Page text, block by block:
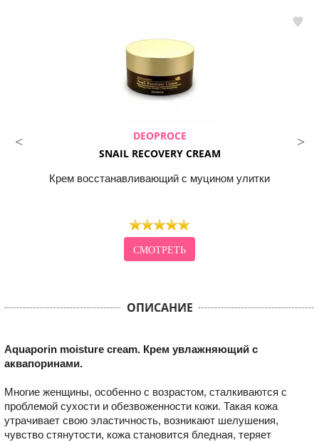
DEOPROCE
SNAIL RECOVERY CREAM
Крем восстанавливающий с муцином улитки
СМОТРЕТЬ
ОПИСАНИЕ
Aquaporin moisture cream. Крем увлажняющий с
аквапоринами.
Многие женщины, особенно с возрастом, сталкиваются с
проблемой сухости и обезвоженности кожи. Такая кожа
утрачивает свою эластичность, возникают шелушения,
чувство стянутости, кожа становится бледная, теряет